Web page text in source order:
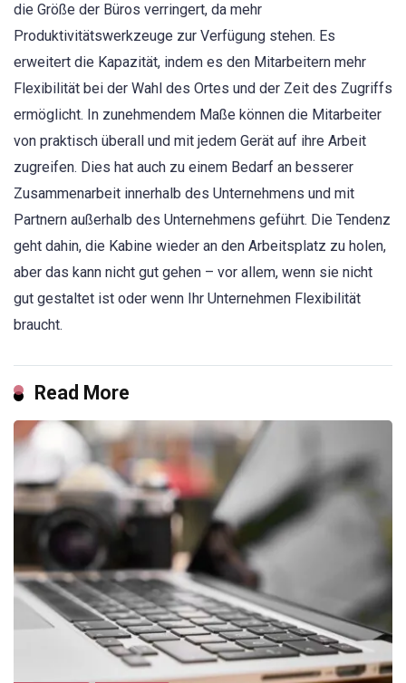
die Größe der Büros verringert, da mehr
Produktivitätswerkzeuge zur Verfügung stehen. Es
erweitert die Kapazität, indem es den Mitarbeitern mehr
Flexibilität bei der Wahl des Ortes und der Zeit des Zugriffs
ermöglicht. In zunehmendem Maße können die Mitarbeiter
von praktisch überall und mit jedem Gerät auf ihre Arbeit
zugreifen. Dies hat auch zu einem Bedarf an besserer
Zusammenarbeit innerhalb des Unternehmens und mit
Partnern außerhalb des Unternehmens geführt. Die Tendenz
geht dahin, die Kabine wieder an den Arbeitsplatz zu holen,
aber das kann nicht gut gehen – vor allem, wenn sie nicht
gut gestaltet ist oder wenn Ihr Unternehmen Flexibilität
braucht.
Read More